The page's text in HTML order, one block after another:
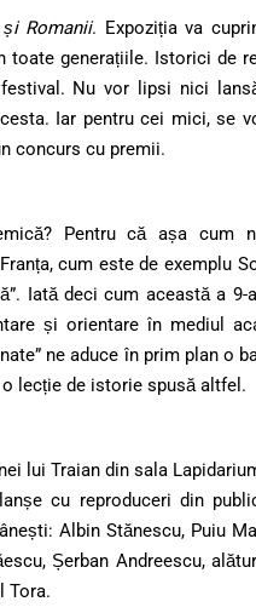
Romanii. Expoziția va
toate generațiile. Istorici de
Nu vor lipsi nici
Iar pentru cei mici, se
concurs cu premii.
Pentru că așa cum
cum este de exemplu
Iată deci cum această a
și orientare în mediul
ne aduce în prim plan o
lecție de istorie spusă altfel.
lui Traian din sala
cu reproduceri din
Albin Stănescu, Puiu
Șerban Andreescu,
Tora.